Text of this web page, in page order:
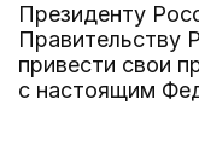
Президенту
Правительству
привести свои
с настоящим